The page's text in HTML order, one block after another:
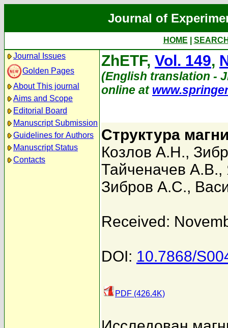
Journal of
HOME
Journal Issues
Golden Pages
About This journal
Aims and Scope
Editorial Board
Manuscript Submission
Guidelines for Authors
Manuscript Status
Contacts
ZhETF, Vol. 149,
(English translation -
online at
Структура
Козлов А.Н.,
Тайченачев А.В.,
Зибров А.С.,
Received:
DOI: 10.7868/
PDF (426.4K)